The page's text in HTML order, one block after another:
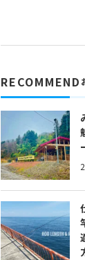
RECOMMEND